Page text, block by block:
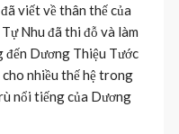
viết về thân thế của
Nhu đã thi đỗ và làm
đến Dương Thiệu Tước
nhiều thế hệ trong
nổi tiếng của Dương